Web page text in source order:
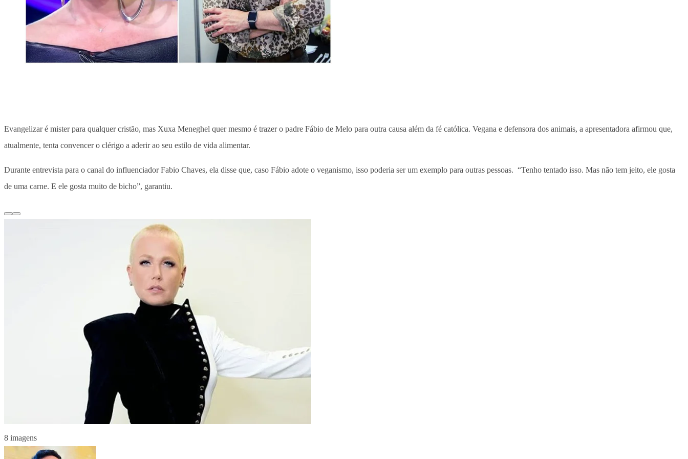
Evangelizar é mister para qualquer cristão, mas Xuxa Meneghel quer mesmo é trazer o padre Fábio de Melo para outra causa além da fé católica. Vegana e defensora dos animais, a apresentadora afirmou que,
atualmente, tenta convencer o clérigo a aderir ao seu estilo de vida alimentar.
Durante entrevista para o canal do influenciador Fabio Chaves, ela disse que, caso Fábio adote o veganismo, isso poderia ser um exemplo para outras pessoas. “Tenho tentado isso. Mas não tem jeito, ele gosta
de uma carne. E ele gosta muito de bicho”, garantiu.
8 imagens